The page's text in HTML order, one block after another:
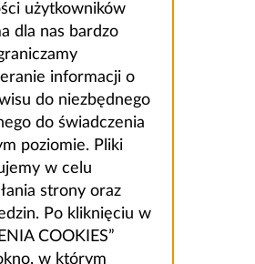
użytkowników
dla nas bardzo
informacji o
do niezbędnego
do świadczenia
poziomie. Pliki
w celu
strony oraz
Po kliknięciu w
COOKIES”
w którym